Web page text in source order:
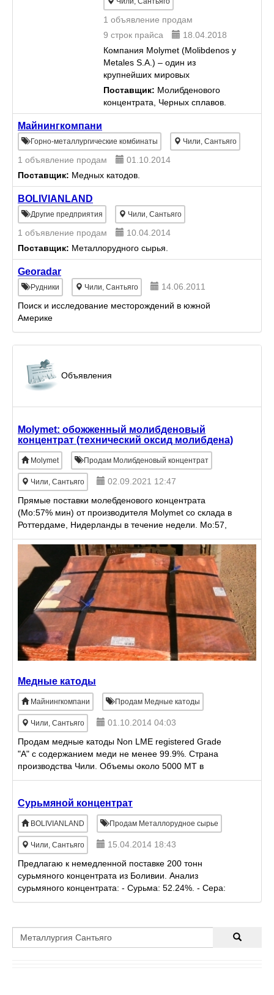
1 объявление продам
9 строк прайса
18.04.2018
Компания Molymet (Molibdenos y
Metales S.A.) – один из
крупнейших мировых
производителей молибденовых
продуктов предлагает свою
продукцию: - ферромолибден
кусковой - технич...
Поставщик: Молибденового
концентрата, Черных сплавов.
Майнингкомпани
Горно-металлургические комбинаты Чили, Сантьяго
1 объявление продам
01.10.2014
Поставщик: Медных катодов.
BOLIVIANLAND
Другие предприятия Чили, Сантьяго
1 объявление продам
10.04.2014
Поставщик: Металлорудного сырья.
Georadar
Рудники Чили, Сантьяго
14.06.2011
Поиск и исследование месторождений в южной
Америке
Объявления
Molymet: обожженный молибденовый
концентрат (технический оксид молибдена)
Molymet Продам Молибденовый концентрат
Чили, Сантьяго
02.09.2021 12:47
Прямые поставки молебденового концентрата
(Mo:57% мин) от производителя Molymet со склада в
Роттердаме, Нидерланды в течение недели. Mo:57,
00%min. Cu:0, 50%max. S:0, 10% max. C:0, 10% max.
P:0,
Медные катоды
Майнингкомпани Продам Медные катоды
Чили, Сантьяго
01.10.2014 04:03
Продам медные катоды Non LME registered Grade
"A" c содержанием меди не менее 99.9%. Страна
производства Чили. Объемы около 5000 МТ в
месяц. По всем интересующим вопросам пишите на
Сурьмяной концентрат
BOLIVIANLAND Продам Металлорудное сырье
Чили, Сантьяго
15.04.2014 18:43
Предлагаю к немедленной поставке 200 тонн
сурьмяного концентрата из Боливии. Анализ
сурьмяного концентрата: - Сурьма: 52.24%. - Сера:
26.20%; - Свинец: 5.06%; - Мышьяк: 0.44%. - Висмут: